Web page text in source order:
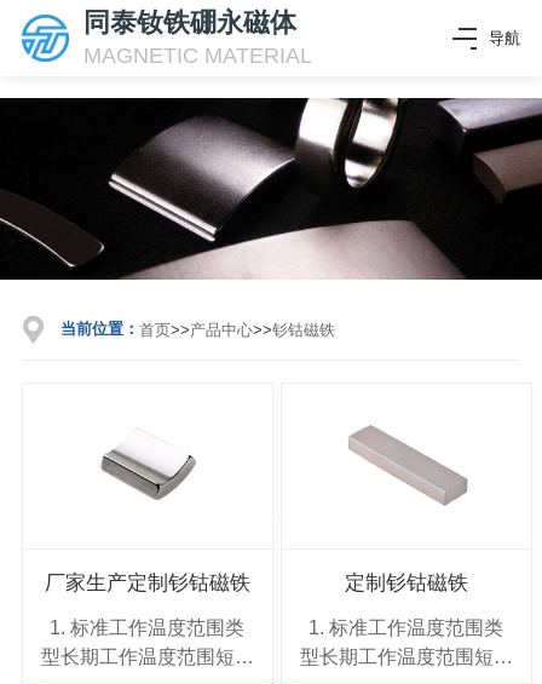
同泰钕铁硼永磁体
MAGNETIC MATERIAL
导航
当前位置： 首页>>产品中心>>钐钴磁铁
厂家生产定制钐钴磁铁
1. 标准工作温度范围类
型长期工作温度范围短期
定制钐钴磁铁
1. 标准工作温度范围类
型长期工作温度范围短期